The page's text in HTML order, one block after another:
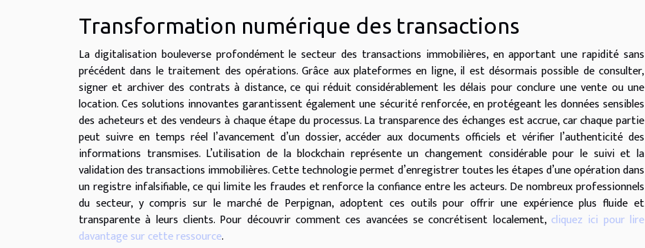
Transformation numérique des transactions
La digitalisation bouleverse profondément le secteur des transactions immobilières, en apportant une rapidité sans
précédent dans le traitement des opérations. Grâce aux plateformes en ligne, il est désormais possible de consulter,
signer et archiver des contrats à distance, ce qui réduit considérablement les délais pour conclure une vente ou une
location. Ces solutions innovantes garantissent également une sécurité renforcée, en protégeant les données sensibles
des acheteurs et des vendeurs à chaque étape du processus. La transparence des échanges est accrue, car chaque partie
peut suivre en temps réel l’avancement d’un dossier, accéder aux documents officiels et vérifier l’authenticité des
informations transmises. L’utilisation de la blockchain représente un changement considérable pour le suivi et la
validation des transactions immobilières. Cette technologie permet d’enregistrer toutes les étapes d’une opération dans
un registre infalsifiable, ce qui limite les fraudes et renforce la confiance entre les acteurs. De nombreux professionnels
du secteur, y compris sur le marché de Perpignan, adoptent ces outils pour offrir une expérience plus fluide et
transparente à leurs clients. Pour découvrir comment ces avancées se concrétisent localement, cliquez ici pour lire
davantage sur cette ressource.